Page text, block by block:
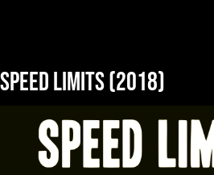
Speed Limits (2018)